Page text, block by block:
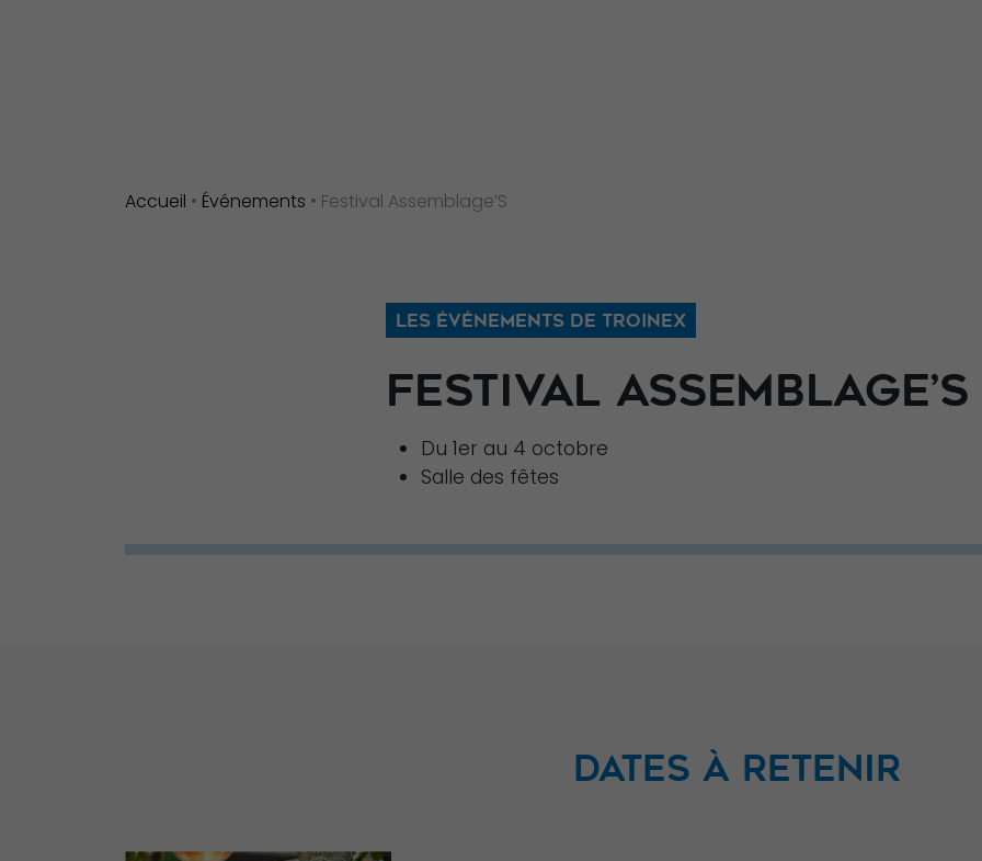
Accueil • Événements • Festival Assemblage’S
LES ÉVÉNEMENTS DE TROINEX
FESTIVAL ASSEMBLAGE’S
Du 1er au 4 octobre
Salle des fêtes
DATES À RETENIR